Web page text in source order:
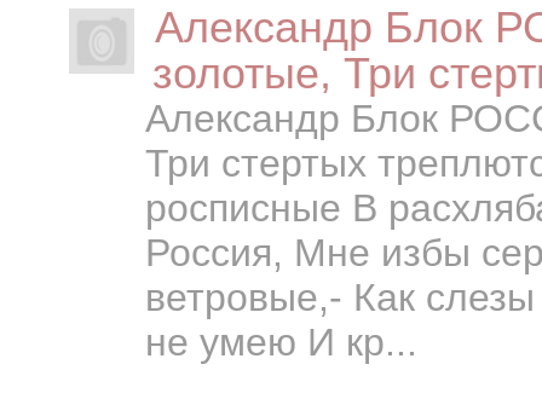
Александр Блок
золотые, Три
Александр Блок
Три стертых
росписные В
Россия, Мне избы
ветровые,- Как
не умею И кр...